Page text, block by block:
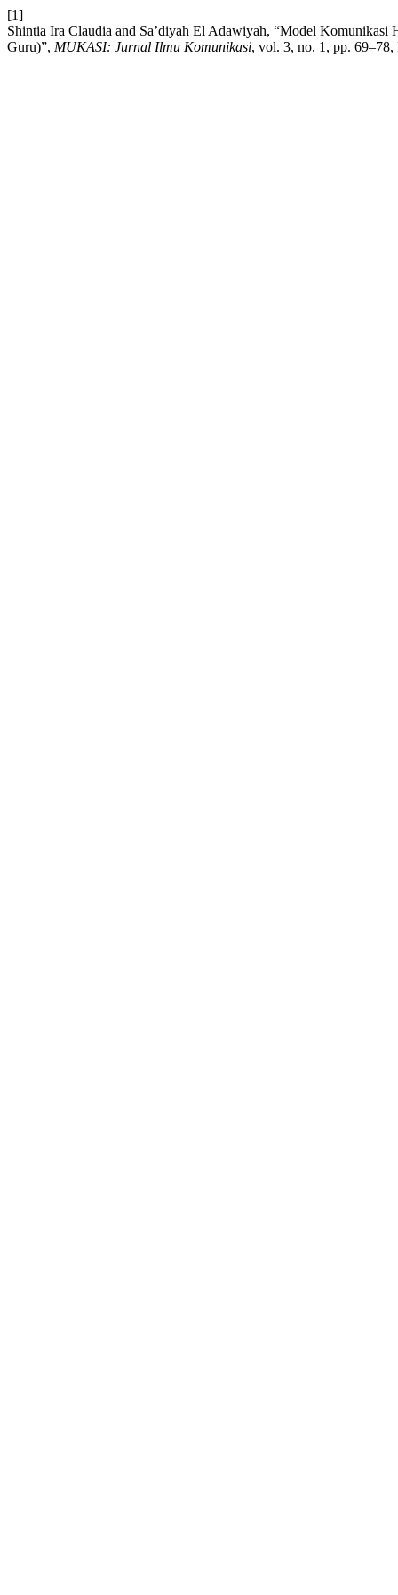
[1]
Shintia Ira Claudia and Sa’diyah El Adawiyah, “Model
Guru)”, MUKASI: Jurnal Ilmu Komunikasi, vol. 3, no. 1, pp. 69–78,